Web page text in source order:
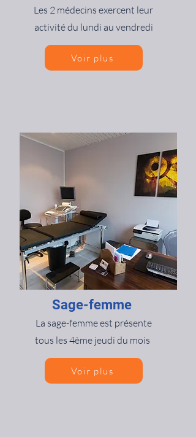
​Les 2 médecins exercent leur
activité du lundi au vendredi
Voir plus
​Sage-femme
​La sage-femme est présente
tous les 4ème jeudi du mois
Voir plus